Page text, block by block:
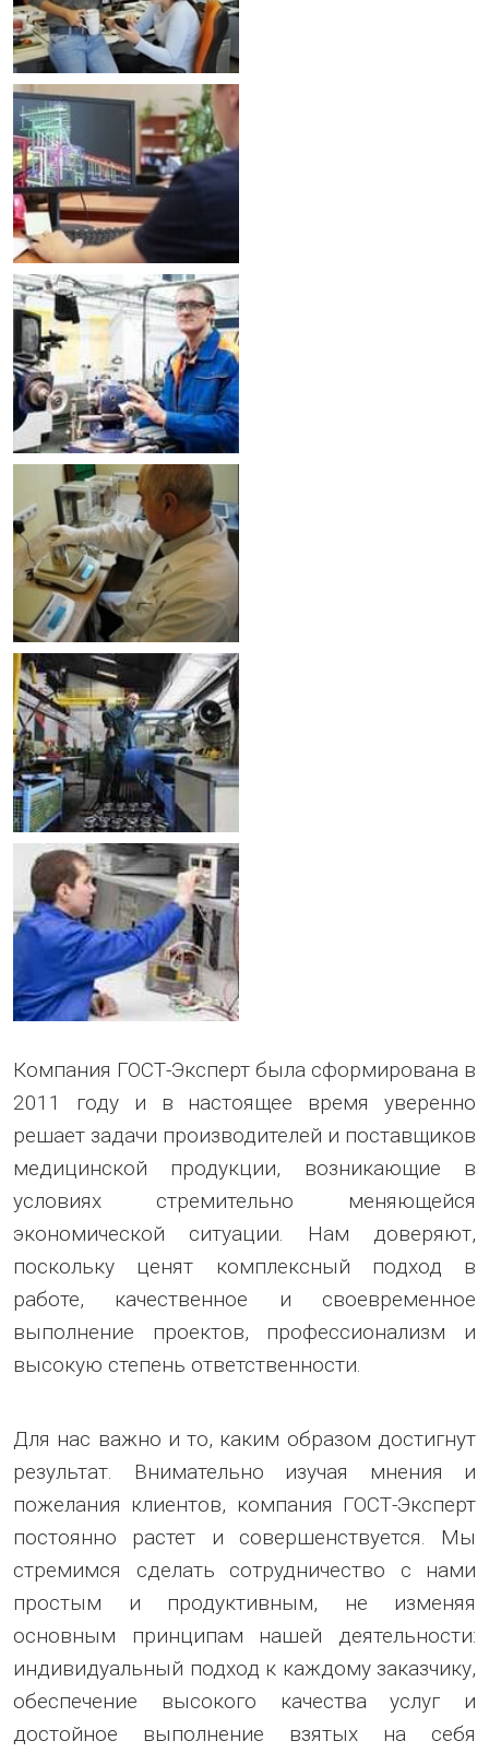
Компания ГОСТ-Эксперт была сформирована в
2011 году и в настоящее время уверенно
решает задачи производителей и поставщиков
медицинской продукции, возникающие в
условиях стремительно меняющейся
экономической ситуации. Нам доверяют,
поскольку ценят комплексный подход в
работе, качественное и своевременное
выполнение проектов, профессионализм и
высокую степень ответственности.
Для нас важно и то, каким образом достигнут
результат. Внимательно изучая мнения и
пожелания клиентов, компания ГОСТ-Эксперт
постоянно растет и совершенствуется. Мы
стремимся сделать сотрудничество с нами
простым и продуктивным, не изменяя
основным принципам нашей деятельности:
индивидуальный подход к каждому заказчику,
обеспечение высокого качества услуг и
достойное выполнение взятых на себя